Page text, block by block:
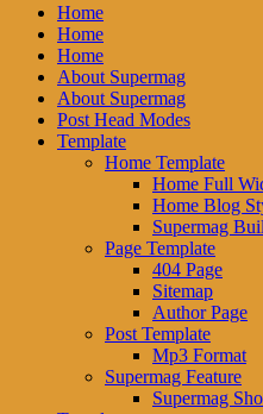
Home
Home
Home
About Supermag
About Supermag
Post Head Modes
Template
Home Template
Home Full
Home Blog
Supermag
Page Template
404 Page
Sitemap
Author Page
Post Template
Mp3 Format
Supermag Feature
Supermag